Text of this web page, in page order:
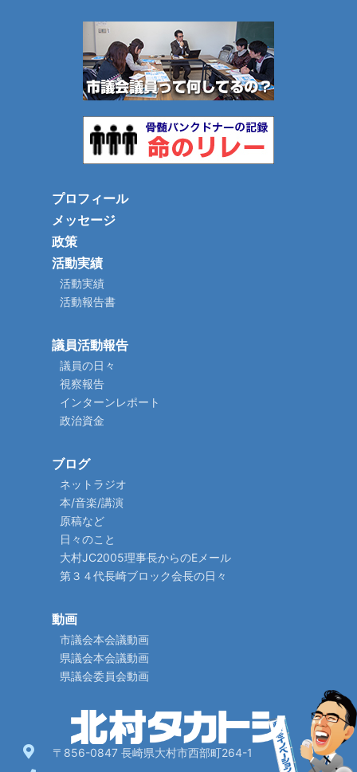
プロフィール
メッセージ
政策
活動実績
活動実績
活動報告書
議員活動報告
議員の日々
視察報告
インターンレポート
政治資金
ブログ
ネットラジオ
本/音楽/講演
原稿など
日々のこと
大村JC2005理事長からのEメール
第３４代長崎ブロック会長の日々
動画
市議会本会議動画
県議会本会議動画
県議会委員会動画
〒856-0847 長崎県大村市西部町264-1